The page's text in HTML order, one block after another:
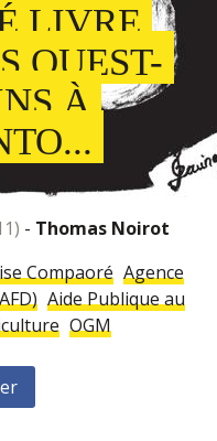
LIVRE
OUEST-
À
- Thomas Noirot
Compaoré Agence
Aide Publique au
OGM